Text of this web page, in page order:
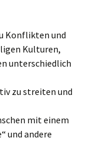
Konflikten und
Kulturen,
unterschiedlich
zu streiten und
mit einem
und andere